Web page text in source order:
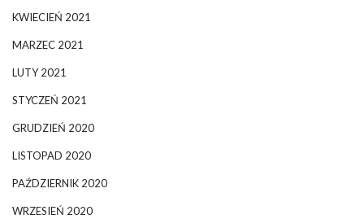
KWIECIEŃ 2021
MARZEC 2021
LUTY 2021
STYCZEŃ 2021
GRUDZIEŃ 2020
LISTOPAD 2020
PAŹDZIERNIK 2020
WRZESIEŃ 2020